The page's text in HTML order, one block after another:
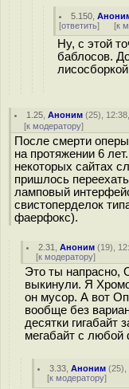
5.150 ,
[ответить] [к
Ну, с этой
баблосов.
1.25 ,Аноним (25),
[к модератору]
После смерти
на протяжении 6
некоторых сайтах
пришлось
ламповый
свистоперделок
фаерфокс).
2.31 ,Аноним (19),
[к модератору]
Это ты напрасно,
выкинули. Я
он мусор. А вот
вообще без
десятки гигабайт
мегабайт с любой
3.33 ,Аноним (25),
[к модератору]